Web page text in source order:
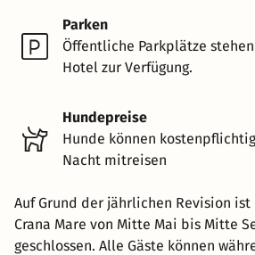
Parken
Öffentliche Parkplätze
Hotel zur Verfügung.
Hundepreise
Hunde können
Nacht mitreisen
Auf Grund der jährlichen Revision
Crana Mare von Mitte Mai bis Mitte
geschlossen. Alle Gäste können